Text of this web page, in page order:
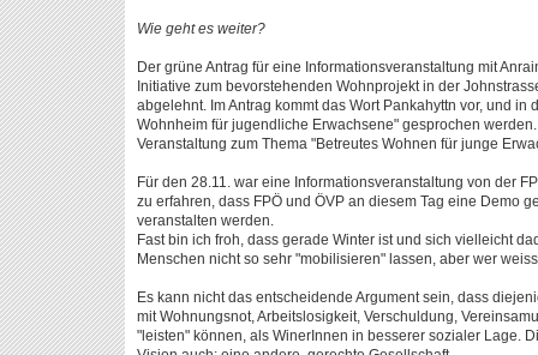
Wie geht es weiter?
Der grüne Antrag für eine Informationsveranstaltung mit
Initiative zum bevorstehenden Wohnprojekt in der
abgelehnt. Im Antrag kommt das Wort Pankahyttn vor, und in
Wohnheim für jugendliche Erwachsene" gesprochen
Veranstaltung zum Thema "Betreutes Wohnen für junge
Für den 28.11. war eine Informationsveranstaltung von der
zu erfahren, dass FPÖ und ÖVP an diesem Tag eine Demo
veranstalten werden.
Fast bin ich froh, dass gerade Winter ist und sich vielleicht
Menschen nicht so sehr "mobilisieren" lassen, aber wer
Es kann nicht das entscheidende Argument sein, dass
mit Wohnungsnot, Arbeitslosigkeit, Verschuldung,
"leisten" können, als WinerInnen in besserer sozialer Lage.